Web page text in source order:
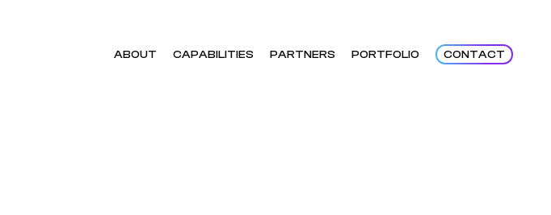
ABOUT CAPABILITIES PARTNERS PORTFOLIO CONTACT